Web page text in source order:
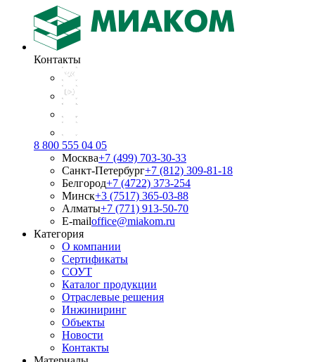
Контакты
8 800 555 04 05
Москва+7 (499) 703-30-33
Санкт-Петербург+7 (812) 309-81-18
Белгород+7 (4722) 373-254
Минск+3 (7517) 365-03-88
Алматы+7 (771) 913-50-70
E-mailoffice@miakom.ru
Категория
О компании
Сертификаты
СОУТ
Каталог продукции
Отраслевые решения
Инжиниринг
Объекты
Новости
Контакты